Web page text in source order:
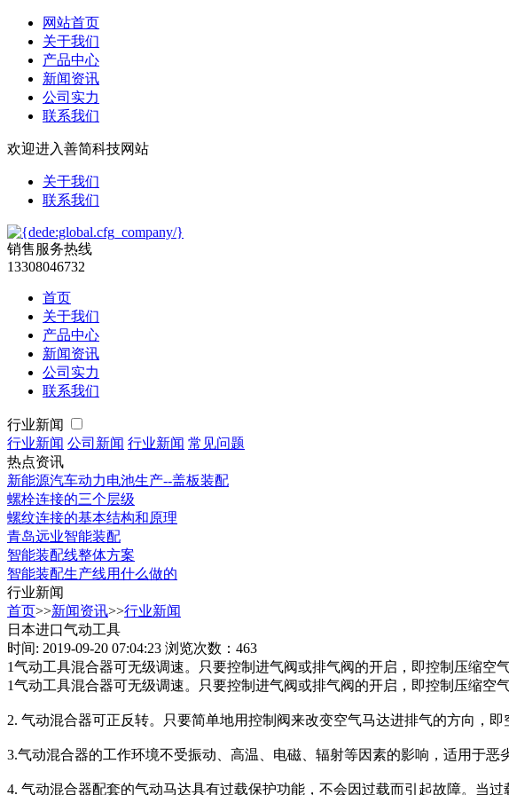
网站首页
关于我们
产品中心
新闻资讯
公司实力
联系我们
欢迎进入善简科技网站
关于我们
联系我们
销售服务热线
13308046732
首页
关于我们
产品中心
新闻资讯
公司实力
联系我们
行业新闻
行业新闻 公司新闻 行业新闻 常见问题
热点资讯
新能源汽车动力电池生产--盖板装配
螺栓连接的三个层级
螺纹连接的基本结构和原理
青岛远业智能装配
智能装配线整体方案
智能装配生产线用什么做的
行业新闻
首页>>新闻资讯>>行业新闻
日本进口气动工具
时间: 2019-09-20 07:04:23 浏览次数：463
1气动工具混合器可无级调速。只要控制进气阀或排气阀的开启，即控制压缩空
1气动工具混合器可无级调速。只要控制进气阀或排气阀的开启，即控制压缩空
2. 气动混合器可正反转。只要简单地用控制阀来改变空气马达进排气的方向，
3.气动混合器的工作环境不受振动、高温、电磁、辐射等因素的影响，适用于
4. 气动混合器配套的气动马达具有过载保护功能，不会因过载而引起故障。当